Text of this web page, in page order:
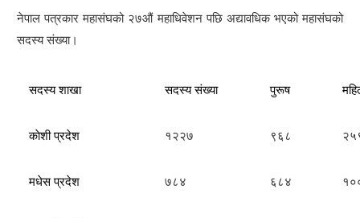
नेपाल पत्रकार महासंघको २७औं महाधिवेशन पछि अद्यावधिक भएको महासंघको
सदस्य संख्या।
सदस्य शाखा सदस्य संख्या पुरूष
काेशी प्रदेश १२२७ ९६८
मधेस प्रदेश ७८४ ६८४